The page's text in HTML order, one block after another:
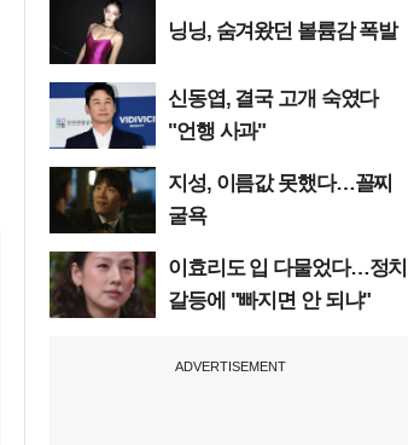
닝닝, 숨겨왔던 볼륨감 폭발
신동엽, 결국 고개 숙였다
"언행 사과"
지성, 이름값 못했다…꼴찌
굴욕
이효리도 입 다물었다…정치
갈등에 "빠지면 안 되냐"
ADVERTISEMENT